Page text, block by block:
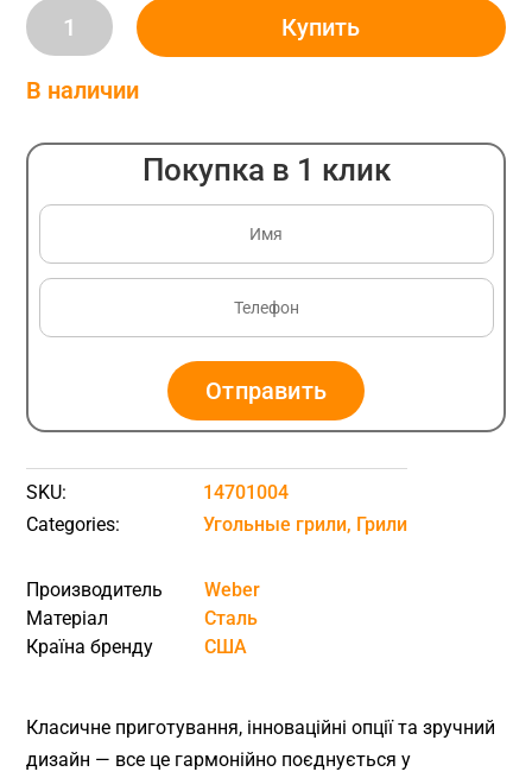
Вугільний
гриль
WEBER
Touch
E-
см,
quantity
Купить
В наличии
Покупка в 1 клик
Отправить
SKU:
14701004
Categories:
Угольные грили, Грили
Производитель
Weber
Матеріал
Сталь
Країна бренду
США
Класичне приготування, інноваційні опції та зручний
дизайн — все це гармонійно поєднується у